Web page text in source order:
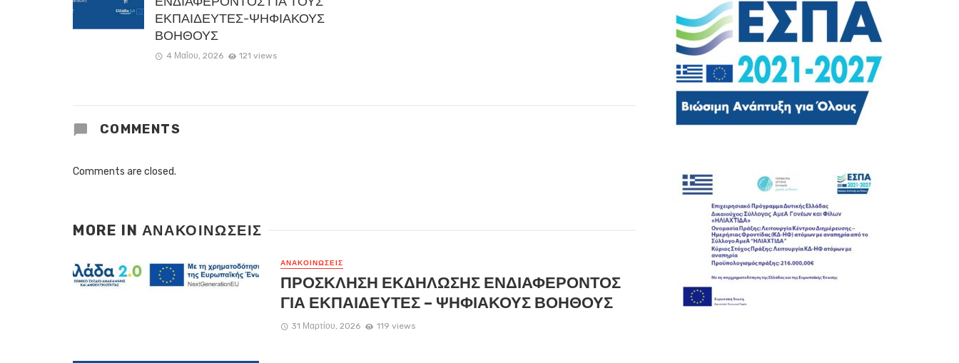
ΕΚΠΑΙΔΕΥΤΕΣ-ΨΗΦΙΑΚΟΥΣ
ΒΟΗΘΟΥΣ
4 Μαΐου, 2026 121 views
COMMENTS
Comments are closed.
MORE IN ΑΝΑΚΟΙΝΏΣΕΙΣ
ΑΝΑΚΟΙΝΏΣΕΙΣ
ΠΡΟΣΚΛΗΣΗ ΕΚΔΗΛΩΣΗΣ ΕΝΔΙΑΦΕΡΟΝΤΟΣ
ΓΙΑ ΕΚΠΑΙΔΕΥΤΕΣ – ΨΗΦΙΑΚΟΥΣ ΒΟΗΘΟΥΣ
31 Μαρτίου, 2026 119 views